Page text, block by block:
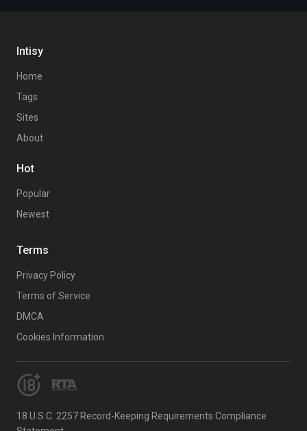
Intisy
Home
Tags
Sites
About
Hot
Popular
Newest
Terms
Privacy Policy
Terms of Service
DMCA
Cookies Information
18 U.S.C. 2257 Record-Keeping Requirements Compliance